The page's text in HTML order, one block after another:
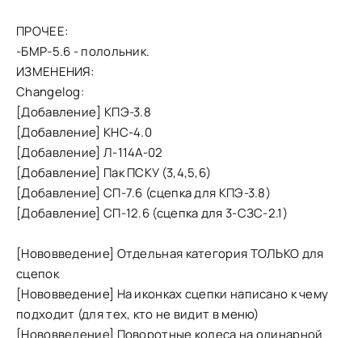
ПРОЧЕЕ:
-БМР-5.6 - полольник.
ИЗМЕНЕНИЯ:
Changelog:
[Добавление] КПЭ-3.8
[Добавление] КНС-4.0
[Добавление] Л-114А-02
[Добавление] Пак ПСКУ (3,4,5,6)
[Добавление] СП-7.6 (сцепка для КПЭ-3.8)
[Добавление] СП-12.6 (сцепка для 3-СЗС-2.1)
[Нововведение] Отдельная категория ТОЛЬКО для
сцепок
[Нововведение] На иконках сцепки написано к чему
подходит (для тех, кто не видит в меню)
[Нововведение] Поворотные колеса на одинарной